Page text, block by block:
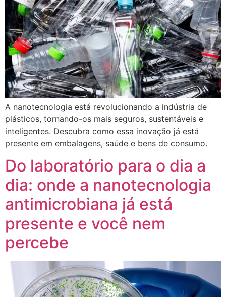
A nanotecnologia está revolucionando a indústria de
plásticos, tornando-os mais seguros, sustentáveis e
inteligentes. Descubra como essa inovação já está
presente em embalagens, saúde e bens de consumo.
Do laboratório para o dia a
dia: onde a nanotecnologia
antimicrobiana já está
presente e você nem
percebe